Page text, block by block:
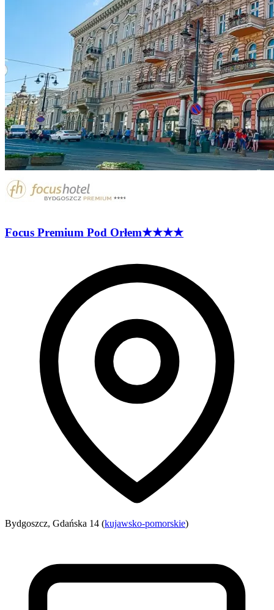
Focus Premium Pod Orłem★★★★
Bydgoszcz, Gdańska 14 (kujawsko-pomorskie)